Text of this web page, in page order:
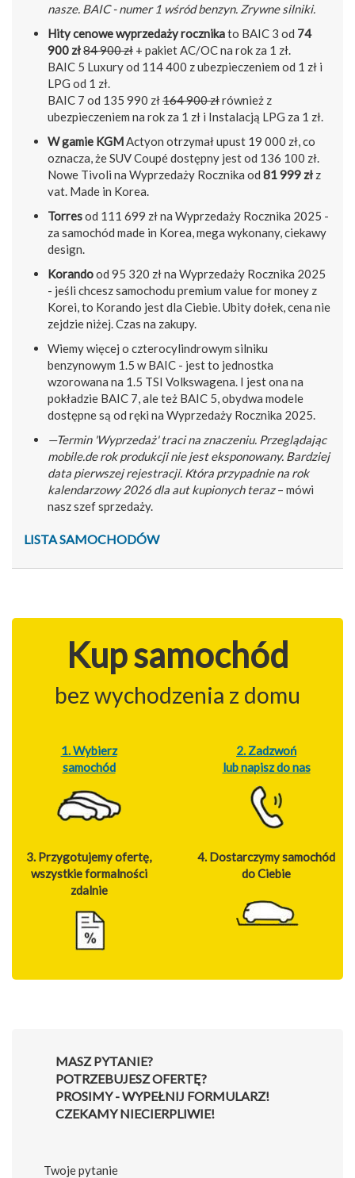
nasze. BAIC - numer 1 wśród benzyn. Zrywne silniki.
Hity cenowe wyprzedaży rocznikato BAIC 3 od 74
900 zł84 900 zł + pakiet AC/OC na rok za 1 zł.
BAIC 5 Luxury od 114 400 z ubezpieczeniem od 1 zł i
LPG od 1 zł.
BAIC 7 od 135 990 zł164 900 złrównież z
ubezpieczeniem na rok za 1 zł i Instalacją LPG za 1 zł.
W gamie KGMActyon otrzymał upust 19 000 zł, co
oznacza, że SUV Coupé dostępny jest od 136 100 zł.
Nowe Tivoli na Wyprzedaży Rocznika od 81 999 zł z
vat. Made in Korea.
Torresod 111 699 zł na Wyprzedaży Rocznika 2025 -
za samochód made in Korea, mega wykonany, ciekawy
design.
Korandood 95 320 zł na Wyprzedaży Rocznika 2025
- jeśli chcesz samochodu premium value for money z
Korei, to Korando jest dla Ciebie. Ubity dołek, cena nie
zejdzie niżej. Czas na zakupy.
Wiemy więcej o czterocylindrowym silniku
benzynowym 1.5 w BAIC - jest to jednostka
wzorowana na 1.5 TSI Volkswagena. I jest ona na
pokładzie BAIC 7, ale też BAIC 5, obydwa modele
dostępne są od ręki na Wyprzedaży Rocznika 2025.
—Termin 'Wyprzedaż' traci na znaczeniu. Przeglądając
mobile.de rok produkcji nie jest eksponowany. Bardziej
data pierwszej rejestracji. Która przypadnie na rok
kalendarzowy 2026 dla aut kupionych teraz– mówi
nasz szef sprzedaży.
LISTA SAMOCHODÓW
Kup samochód
bez wychodzenia z domu
1. Wybierz
samochód
2. Zadzwoń
lub napisz do nas
3. Przygotujemy ofertę,
wszystkie formalności
zdalnie
4. Dostarczymy samochód
do Ciebie
MASZ PYTANIE?
POTRZEBUJESZ OFERTĘ?
PROSIMY - WYPEŁNIJ FORMULARZ!
CZEKAMY NIECIERPLIWIE!
Twoje pytanie